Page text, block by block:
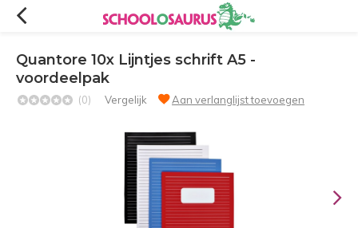
Quantore 10x Lijntjes schrift A5 -
voordeelpak
(0) Vergelijk Aan verlanglijst toevoegen